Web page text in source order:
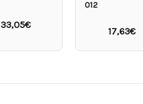
33,05€
012
17,63€